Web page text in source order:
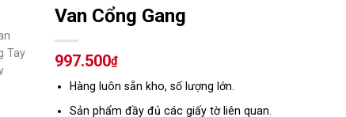
Van Cổng Gang
997.500₫
Hàng luôn sẵn kho, số lượng lớn.
Sản phẩm đầy đủ các giấy tờ liên quan.